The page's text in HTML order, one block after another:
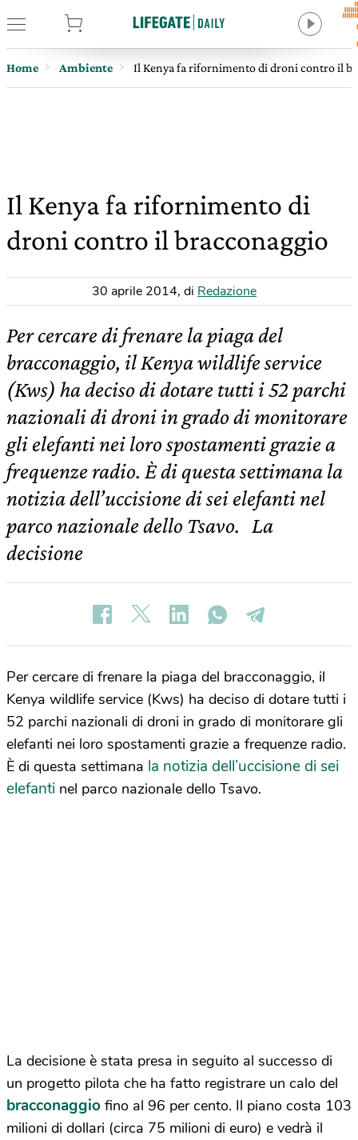
Home Ambiente Il Kenya fa rifornimento di droni contro il
Il Kenya fa rifornimento di
droni contro il bracconaggio
30 aprile 2014, di Redazione
Per cercare di frenare la piaga del
bracconaggio, il Kenya wildlife service
(Kws) ha deciso di dotare tutti i 52 parchi
nazionali di droni in grado di monitorare
gli elefanti nei loro spostamenti grazie a
frequenze radio. È di questa settimana la
notizia dell’uccisione di sei elefanti nel
parco nazionale dello Tsavo. La
decisione
Per cercare di frenare la piaga del bracconaggio, il
Kenya wildlife service (Kws) ha deciso di dotare tutti i
52 parchi nazionali di droni in grado di monitorare gli
elefanti nei loro spostamenti grazie a frequenze radio.
È di questa settimana la notizia dell’uccisione di sei
elefanti nel parco nazionale dello Tsavo.
La decisione è stata presa in seguito al successo di
un progetto pilota che ha fatto registrare un calo del
bracconaggio fino al 96 per cento. Il piano costa 103
milioni di dollari (circa 75 milioni di euro) e vedrà il